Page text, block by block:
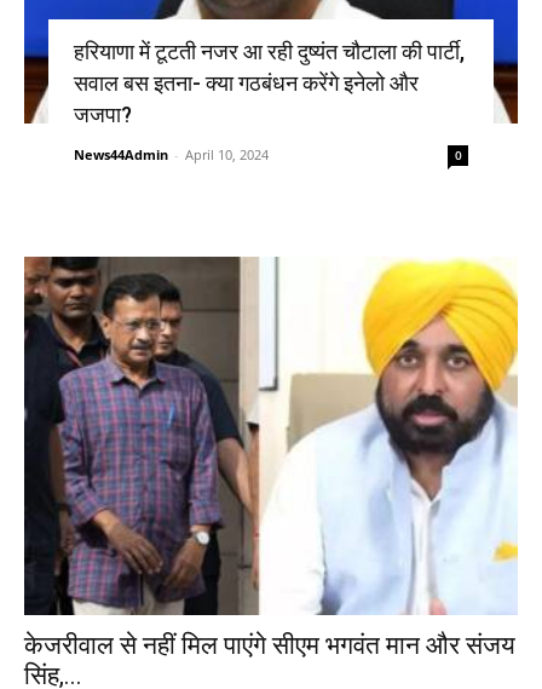
हरियाणा में टूटती नजर आ रही दुष्यंत चौटाला की पार्टी,
सवाल बस इतना- क्या गठबंधन करेंगे इनेलो और
जजपा?
News44Admin - April 10, 2024 0
केजरीवाल से नहीं मिल पाएंगे सीएम भगवंत मान और संजय
सिंह,...